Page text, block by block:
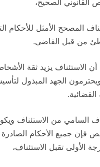
القانوني الصحيح،
المصحح الأمثل للأحكام
من قبل القاضي.
الاستئناف يزيد ثقة
ويحترمون الجهد المبذول
السامي من الاستئناف
جميع الأحكام
الأولى تقبل الاستئناف،